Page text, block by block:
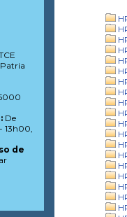
De
13h00,
de